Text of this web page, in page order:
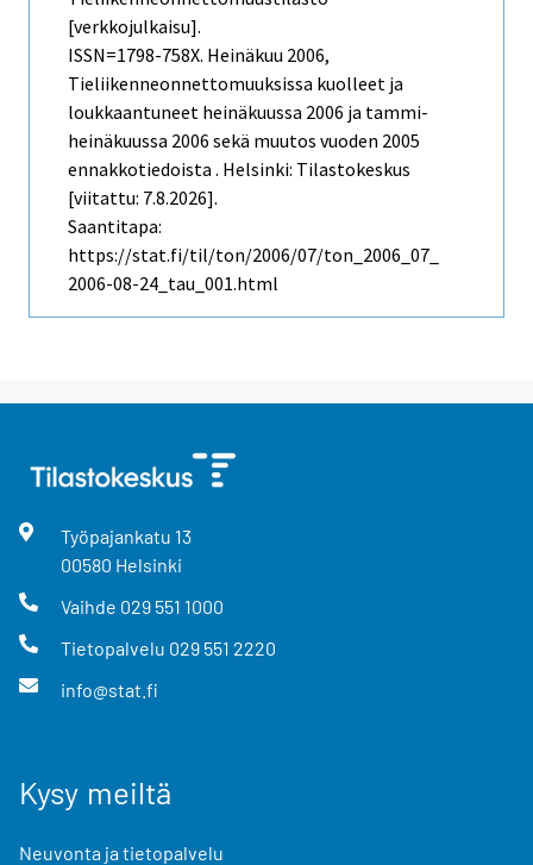
[verkkojulkaisu].
ISSN=1798-758X. Heinäkuu 2006,
Tieliikenneonnettomuuksissa kuolleet ja
loukkaantuneet heinäkuussa 2006 ja tammi-
heinäkuussa 2006 sekä muutos vuoden 2005
ennakkotiedoista . Helsinki: Tilastokeskus
[viitattu: 7.8.2026].
Saantitapa:
https://stat.fi/til/ton/2006/07/ton_2006_07_
2006-08-24_tau_001.html
Työpajankatu 13
00580 Helsinki
Vaihde 029 551 1000
Tietopalvelu 029 551 2220
info@stat.fi
Kysy meiltä
Neuvonta ja tietopalvelu